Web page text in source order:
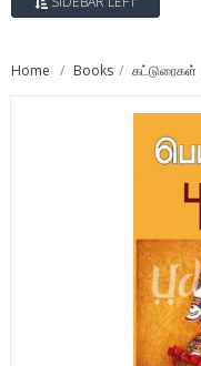
Home Books கட்டுரைகள்